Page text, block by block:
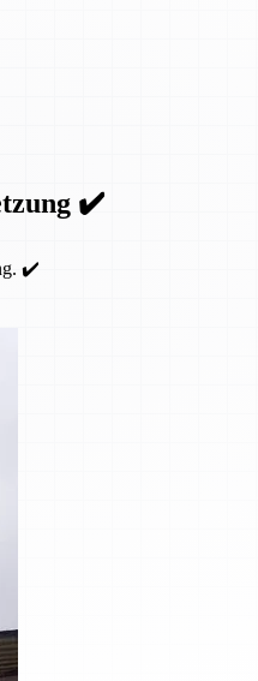
✔️
✔️